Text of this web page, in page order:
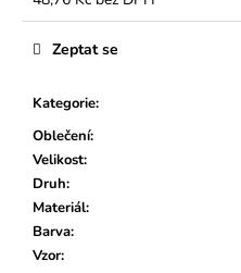
Měrná
cena:
Kategorie:
Oblečení:
Velikost:
Druh:
Materiál:
Barva:
Vzor:
Zeptat se
m
e
KOJENECKÉ
BODY
ŽIRAFA
MÁTA